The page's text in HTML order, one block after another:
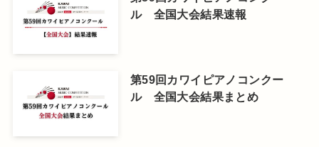
ル 全国大会結果速報
第59回カワイピアノコンクー
ル 全国大会結果まとめ